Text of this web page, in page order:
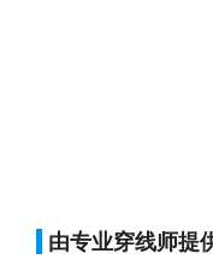
由专业穿线师提